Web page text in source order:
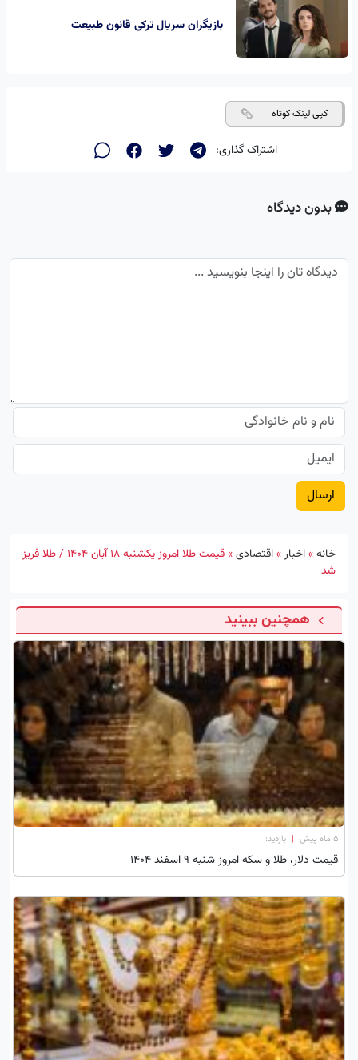
بازیگران سریال ترکی قانون طبیعت
کپی لینک کوتاه
اشتراک گذاری:
بدون دیدگاه
خانه»اخبار»اقتصادی»
قیمت طلا امروز یکشنبه ۱۸ آبان ۱۴۰۴ / طلا فریز
شد
همچنین ببینید
۵ ماه پیش | بازدید:
قیمت دلار، طلا و سکه امروز شنبه ۹ اسفند ۱۴۰۴